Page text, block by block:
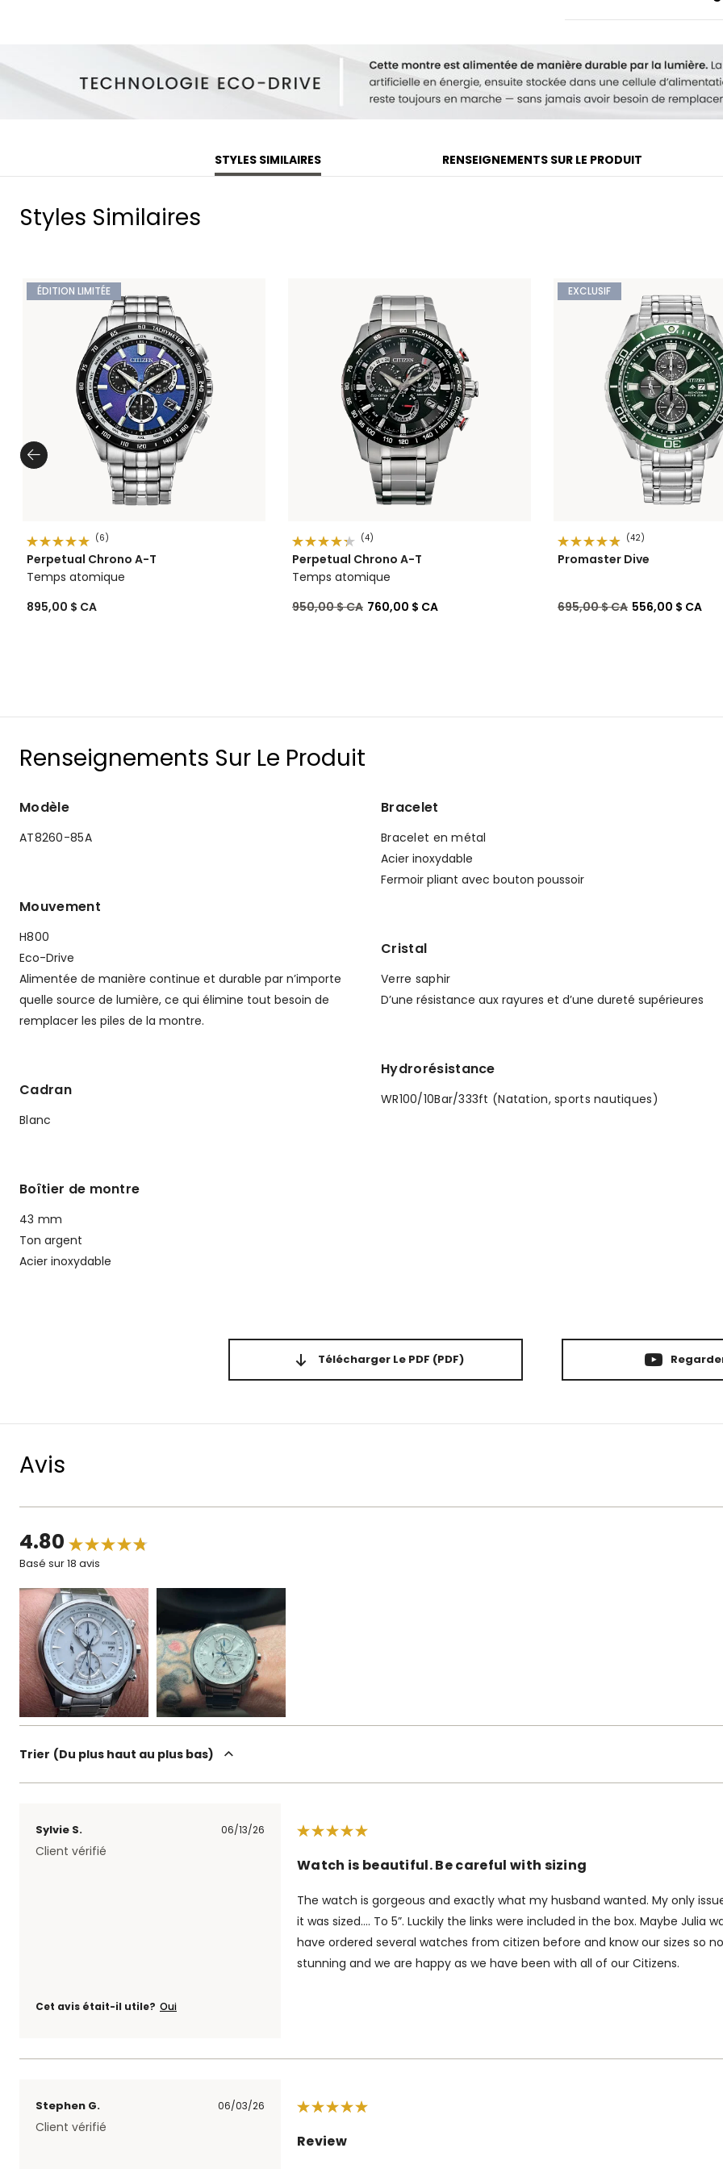
STYLES SIMILAIRES RENSEIGNEMENTS SUR LE PRODUIT
Styles Similaires
ÉDITION LIMITÉE
(6)
Perpetual Chrono A-T
Temps atomique
895,00 $ CA
(4)
Perpetual Chrono A-T
Temps atomique
Prix réduit de
950,00 $ CAà760,00 $ CA
EXCLUSIF
(42)
Promaster Dive
Prix réduit de
695,00 $ CAà556,00 $ CA
Renseignements Sur Le Produit
Modèle
AT8260-85A
Mouvement
H800
Eco-Drive
Alimentée de manière continue et durable par n’importe
quelle source de lumière, ce qui élimine tout besoin de
remplacer les piles de la montre.
Cadran
Blanc
Boîtier de montre
43 mm
Ton argent
Acier inoxydable
Bracelet
Bracelet en métal
Acier inoxydable
Fermoir pliant avec bouton poussoir
Cristal
Verre saphir
D’une résistance aux rayures et d’une dureté supérieures
Hydrorésistance
WR100/10Bar/333ft (Natation, sports nautiques)
Télécharger Le PDF (PDF)
Avis
4.80
Basé sur 18 avis
Trier Du plus haut au plus bas
Sylvie S. 06/13/26
Client vérifié
Cet avis était-il utile? Oui
Watch is beautiful. Be careful with sizing
The watch is gorgeous and exactly what my husband wanted. My only
it was sized…. To 5”. Luckily the links were included in the box. Maybe
have ordered several watches from citizen before and know our sizes so
stunning and we are happy as we have been with all of our Citizens.
Stephen G. 06/03/26
Client vérifié
Review